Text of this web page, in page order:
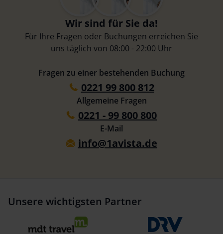
Wir sind für Sie da!
Für Ihre Fragen oder Buchungen erreichen Sie
uns täglich von 08:00 - 22:00 Uhr
Fragen zu einer bestehenden Buchung
0221 99 800 812
Allgemeine Fragen
0221 - 99 800 800
E-Mail
info@1avista.de
Unsere wichtigsten Partner